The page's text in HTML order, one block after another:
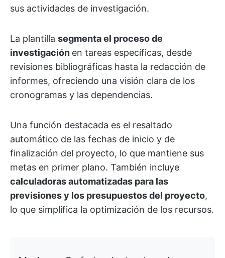
sus actividades de investigación.
La plantilla segmenta el proceso de
investigación en tareas específicas, desde
revisiones bibliográficas hasta la redacción de
informes, ofreciendo una visión clara de los
cronogramas y las dependencias.
Una función destacada es el resaltado
automático de las fechas de inicio y de
finalización del proyecto, lo que mantiene sus
metas en primer plano. También incluye
calculadoras automatizadas para las
previsiones y los presupuestos del proyecto,
lo que simplifica la optimización de los recursos.